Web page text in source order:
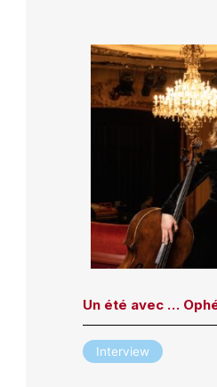
Un été avec …
Interview